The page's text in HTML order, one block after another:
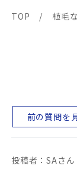
TOP / 植毛
前の質問を
投稿者：SAさん